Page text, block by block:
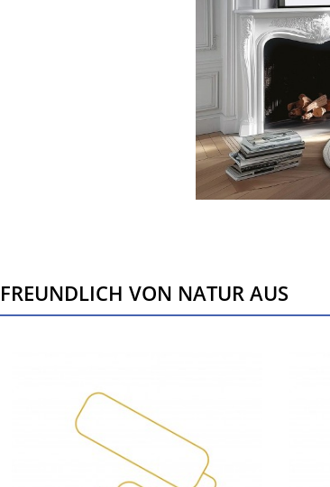
VON NATUR AUS